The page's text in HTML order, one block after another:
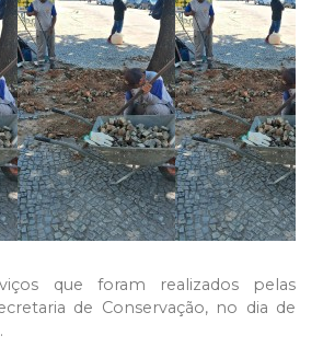
que foram realizados pelas
de Conservação, no dia de